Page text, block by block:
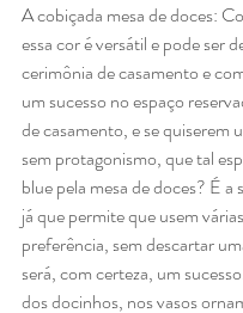
A cobiçada mesa de doces:
essa cor é versátil e pode ser
cerimônia de casamento e
um sucesso no espaço
de casamento, e se quiserem
sem protagonismo, que tal
blue pela mesa de doces? É
já que permite que usem
preferência, sem descartar
será, com certeza, um
dos docinhos, nos vasos